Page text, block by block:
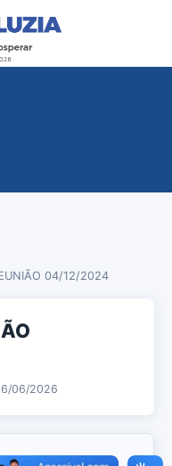
04/12/2024
06/2026